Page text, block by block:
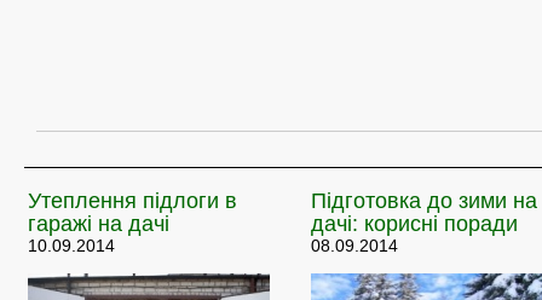
Утеплення підлоги в
гаражі на дачі
10.09.2014
Підготовкадо зими на
дачі: корисні поради
08.09.2014